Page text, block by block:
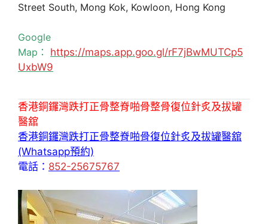
Street South, Mong Kok, Kowloon, Hong Kong
Google
Map： https://maps.app.goo.gl/rF7jBwMUTCp5
UxbW9
香港銅鑼灣跌打正骨整脊啪骨整骨復位針炙及拔罐
醫舘
香港銅鑼灣跌打正骨整脊啪骨復位針炙及拔罐醫舘
(Whatsapp預約)
電話： 852-25675767